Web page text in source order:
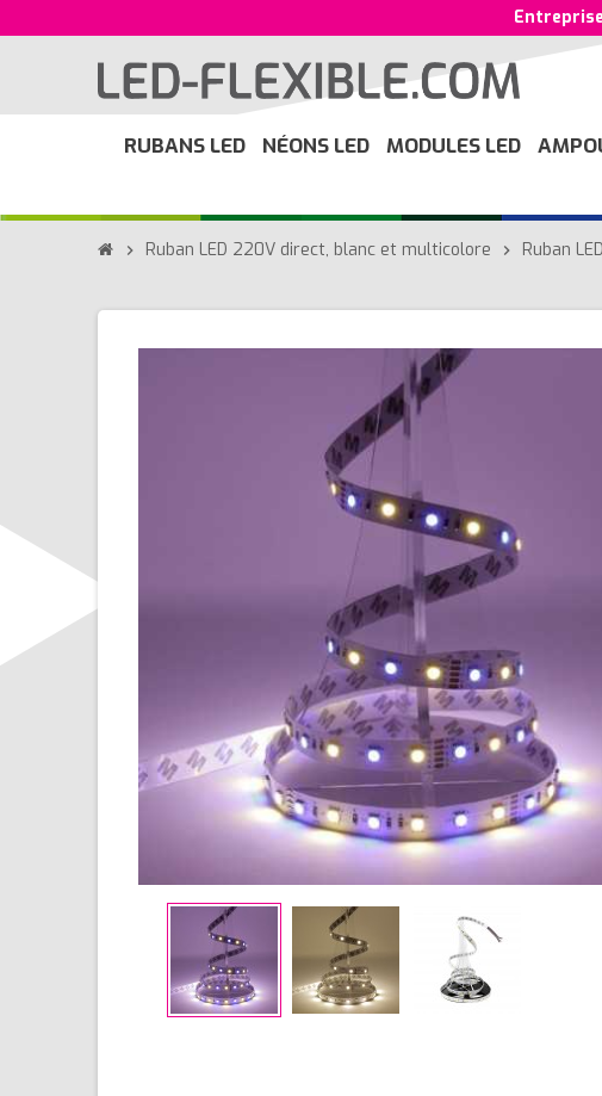
RUBANS LED NÉONS LED MODULES LED
chevron_right Ruban LED 220V direct, blanc et multicolore chevron_right Ruban